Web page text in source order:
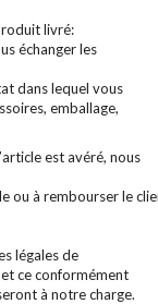
livré:
échanger les
dans lequel vous
emballage,
est avéré, nous
ou à rembourser le
légales de
ce conformément
à notre charge.